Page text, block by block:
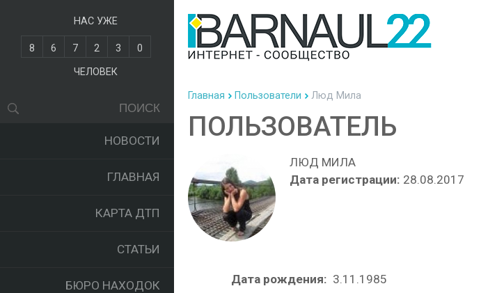
НАС УЖЕ
8 6 7 2 3
0
ЧЕЛОВЕК
НОВОСТИ
ГЛАВНАЯ
КАРТА ДТП
СТАТЬИ
БЮРО НАХОДОК
Главная Пользователи Люд Мила
ПОЛЬЗОВАТЕЛЬ
ЛЮД МИЛА
Дата регистрации: 28.08.2017
Дата рождения: 3.11.1985